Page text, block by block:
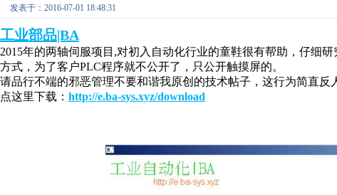
发表于：2016-07-01 18:48:31
工业部品|BA
2015年的两轴伺服项目,对初入自动化行业的童鞋很有帮助，仔细
方式，为了客户PLC程序就不公开了，只公开触摸屏的。
请品行不端的邪恶管理不要和谐我原创的技术帖子，这行为简直反
点这里下载： http://e.ba-sys.xyz/download